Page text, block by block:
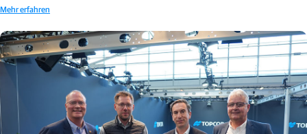
Mehr erfahren